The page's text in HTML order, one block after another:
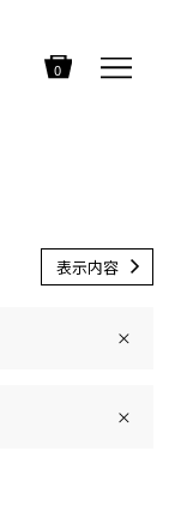
0
表示内容
×
×